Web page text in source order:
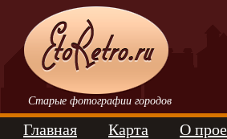
Старые фотографии городов
Главная Карта О